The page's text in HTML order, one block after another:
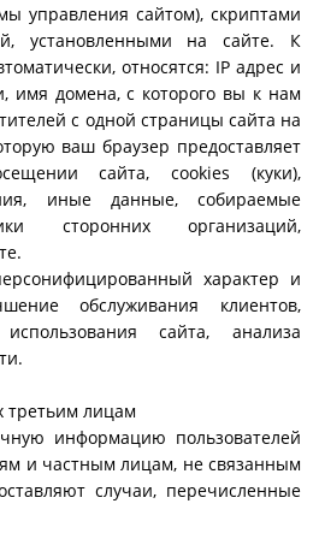
управления сайтом), скриптами
установленными на сайте. К
относятся: IP адрес и
имя домена, с которого вы к нам
с одной страницы сайта на
ваш браузер предоставляет
сайта, cookies (куки),
иные данные, собираемые
сторонних организаций,
характер и
обслуживания клиентов,
сайта, анализа
третьим лицам
информацию пользователей
и частным лицам, не связанным
случаи, перечисленные